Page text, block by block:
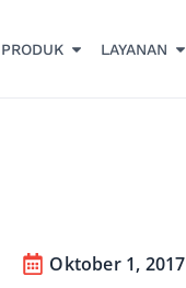
PRODUK LAYANAN
Oktober 1, 2017